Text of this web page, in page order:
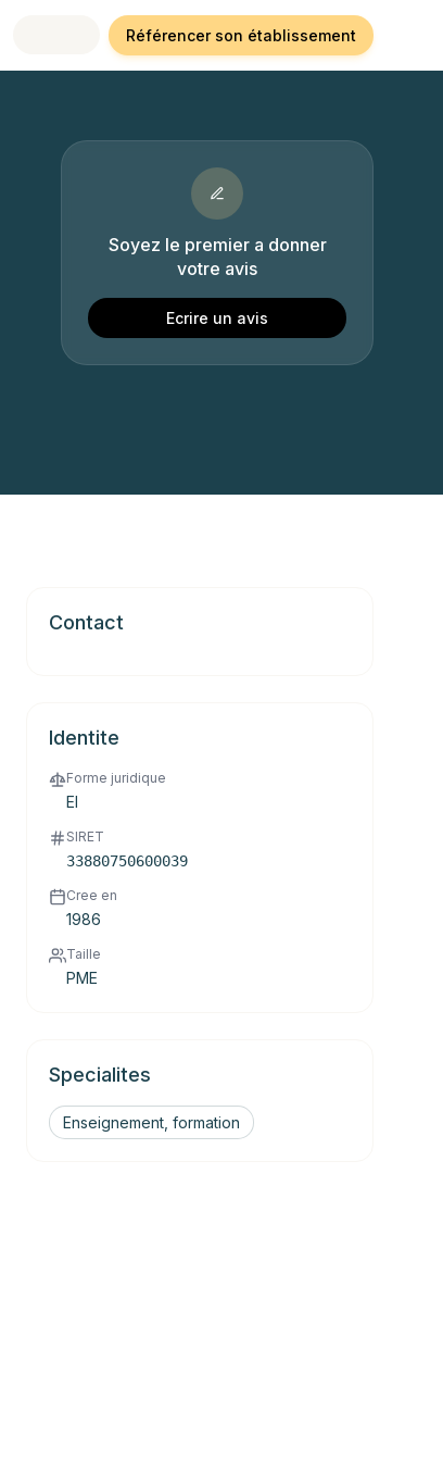
Référencer son établissement
Soyez le premier a donner
votre avis
Ecrire un avis
Contact
Identite
Forme juridique
EI
SIRET
33880750600039
Cree en
1986
Taille
PME
Specialites
Enseignement, formation